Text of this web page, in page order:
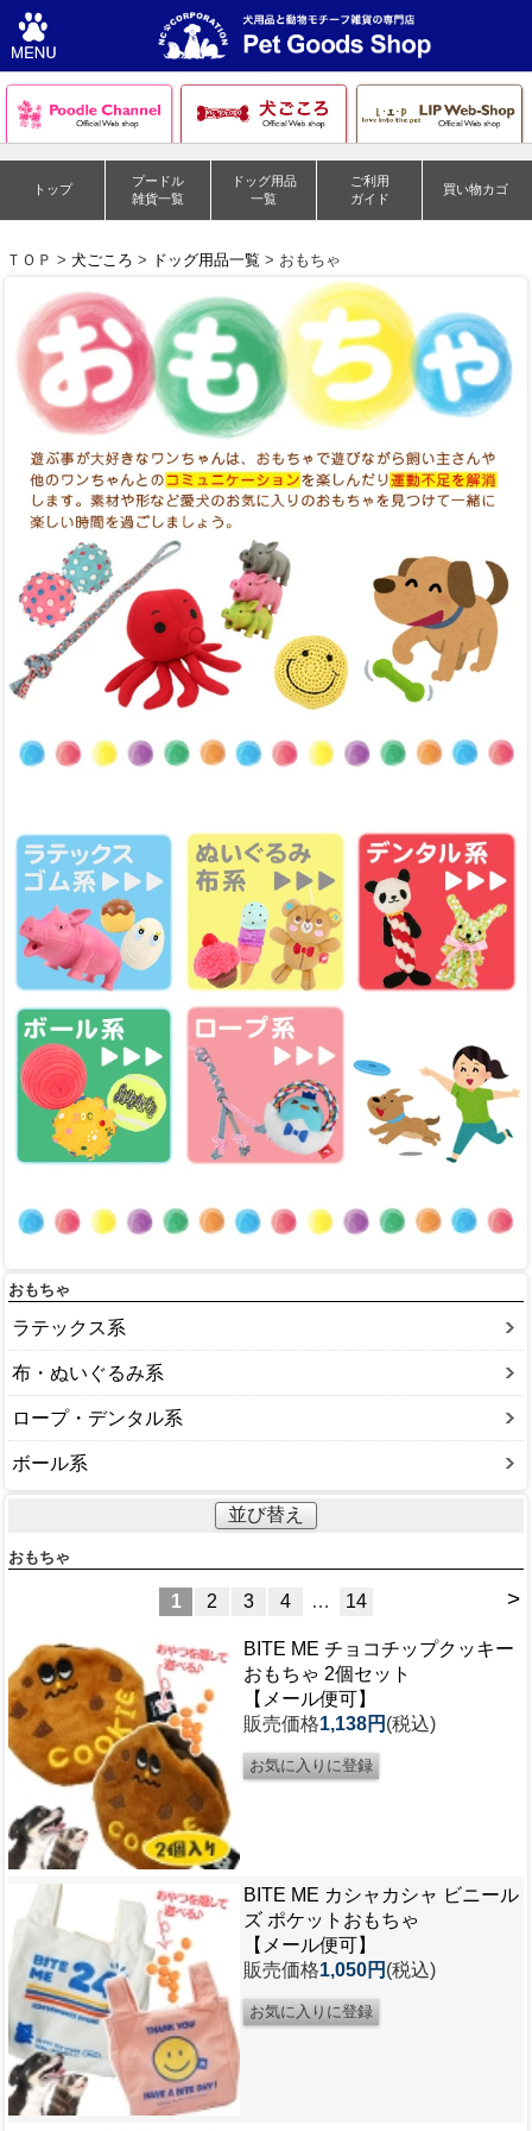
トップ
プードル
雑貨一覧
ドッグ用品
一覧
ご利用
ガイド
買い物カゴ
ＴＯＰ > 犬ごころ > ドッグ用品一覧 > おもちゃ
おもちゃ
ラテックス系
布・ぬいぐるみ系
ロープ・デンタル系
ボール系
並び替え
おもちゃ
>
1 2 3 4 … 14
BITE ME チョコチップクッキー
おもちゃ 2個セット
【メール便可】
販売価格1,138円 (税込)
BITE ME カシャカシャ ビニール
ズ ポケットおもちゃ
【メール便可】
販売価格1,050円 (税込)